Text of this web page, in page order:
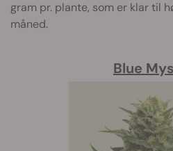
gram pr. plante, som er klar til
måned.
Blue